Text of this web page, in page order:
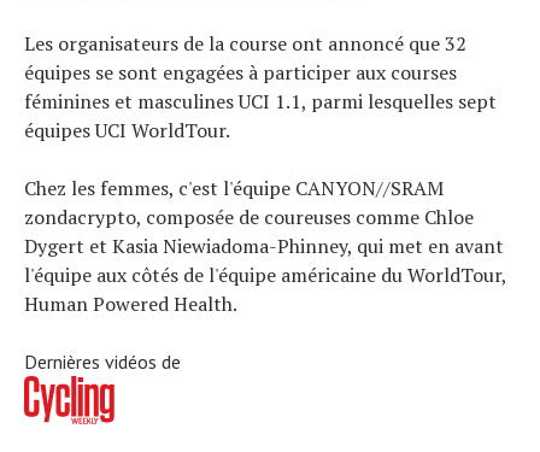
Les organisateurs de la course ont annoncé que 32
équipes se sont engagées à participer aux courses
féminines et masculines UCI 1.1, parmi lesquelles sept
équipes UCI WorldTour.
Chez les femmes, c'est l'équipe CANYON//SRAM
zondacrypto, composée de coureuses comme Chloe
Dygert et Kasia Niewiadoma-Phinney, qui met en avant
l'équipe aux côtés de l'équipe américaine du WorldTour,
Human Powered Health.
Dernières vidéos de
Tests de produits
Conseils
Tendances
À propos